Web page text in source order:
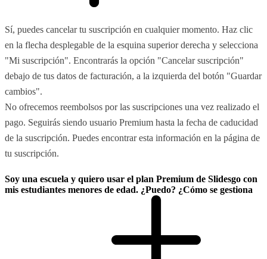
Sí, puedes cancelar tu suscripción en cualquier momento. Haz clic
en la flecha desplegable de la esquina superior derecha y selecciona
"Mi suscripción". Encontrarás la opción "Cancelar suscripción"
debajo de tus datos de facturación, a la izquierda del botón "Guardar
cambios".
No ofrecemos reembolsos por las suscripciones una vez realizado el
pago. Seguirás siendo usuario Premium hasta la fecha de caducidad
de la suscripción. Puedes encontrar esta información en la página de
tu suscripción.
Soy una escuela y quiero usar el plan Premium de Slidesgo con
mis estudiantes menores de edad. ¿Puedo? ¿Cómo se gestiona